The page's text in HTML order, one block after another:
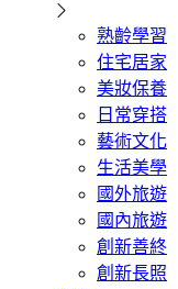
熟齡學習
住宅居家
美妝保養
日常穿搭
藝術文化
生活美學
國外旅遊
國內旅遊
創新善終
創新長照